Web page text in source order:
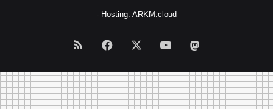
- Hosting: ARKM.cloud
RSS Facebook YouTube